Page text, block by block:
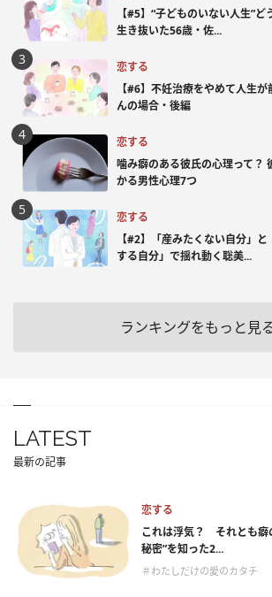
【#5】“子どものいない人生”
生き抜いた56歳・佐...
恋する
【#6】不妊治療をやめて人生
んの場合・後編
恋する
噛み癖のある彼氏の心理って？
かる男性心理7つ
恋する
【#2】「産みたくない自分」
する自分」で揺れ動く聡美...
ランキングをもっと見
LATEST
最新の記事
恋する
これは浮気？ それとも
秘密”を知った2...
＃わたしだけの愛のカタチ